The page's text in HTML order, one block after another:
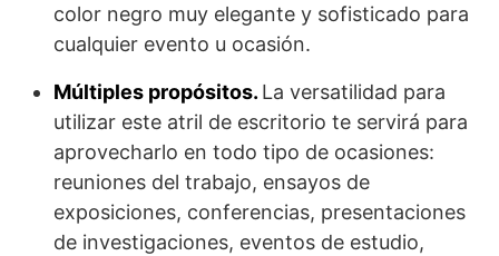
color negro muy elegante y sofisticado para
cualquier evento u ocasión.
Múltiples propósitos. La versatilidad para
utilizar este atril de escritorio te servirá para
aprovecharlo en todo tipo de ocasiones:
reuniones del trabajo, ensayos de
exposiciones, conferencias, presentaciones
de investigaciones, eventos de estudio,